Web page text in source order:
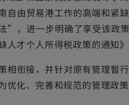
自由贸易港工作的高端和紧
”，进一步明确了享受该政
人才个人所得税政策的通知
相衔接，并针对原有管理暂
优化、完善和规范的管理政策